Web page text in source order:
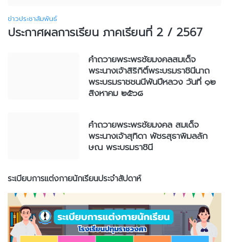
ข่าวประชาสัมพันธ์
ประกาศผลการเรียน ภาคเรียนที่ 2 / 2567
คำถวายพระพรชัยมงคลสมเด็จ
พระนางเจ้าสิริกิติ์พระบรมราชินีนาถ
พระบรมราชชนนีพันปีหลวง วันที่ ๑๒
สิงหาคม ๒๕๖๘
คำถวายพระพรชัยมงคล สมเด็จ
พระนางเจ้าสุทิดา พัชรสุธาพิมลลัก
ษณ พระบรมราชินี
ระเบียบการแต่งกายนักเรียนประจำสัปดาห์